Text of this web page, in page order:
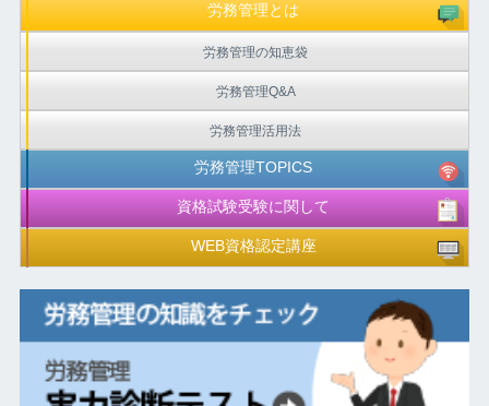
労務管理とは
労務管理の知恵袋
労務管理Q&A
労務管理活用法
労務管理TOPICS
資格試験受験に関して
WEB資格認定講座